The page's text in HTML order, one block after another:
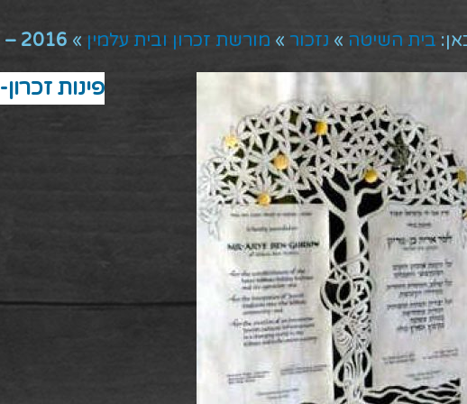
בית השיטה » נזכור » מורשת זכרון ובית עלמין »
2016 – 9109093
פינות זכרון-2016